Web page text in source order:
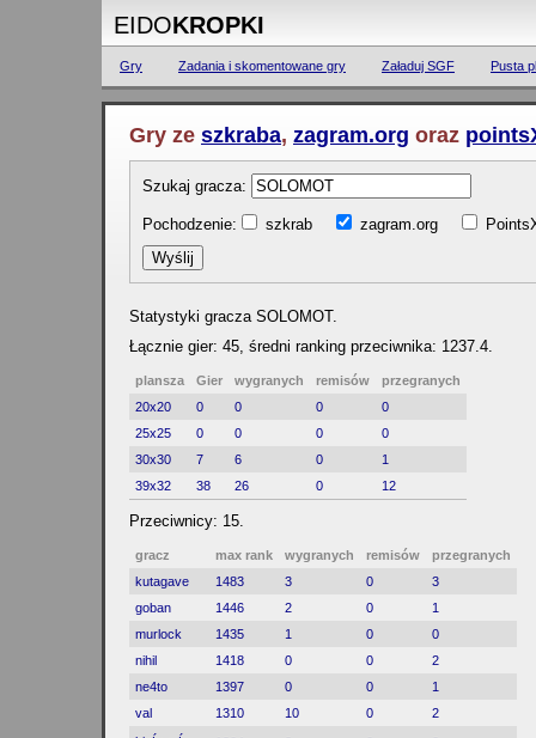
EIDOKROPKI
Gry Zadania i skomentowane gry Załaduj SGF Pusta
Gry ze szkraba, zagram.org oraz
Szukaj gracza:
Pochodzenie: szkrab zagram.org
Statystyki gracza SOLOMOT.
Łącznie gier: 45, średni ranking przeciwnika: 1237.4.
plansza Gier wygranych remisów
przegranych
20x20
0 0 0
0
25x25
0 0 0
0
30x30
7 6 0
1
39x32
38 26 0 12
Przeciwnicy: 15.
gracz max rank wygranych remisów
przegranych
kutagave
1483 3 0
3
goban
1446 2 0
1
murlock
1435 1 0
0
nihil
1418 0 0
2
ne4to
1397 0 0
1
val
1310 10 0
2